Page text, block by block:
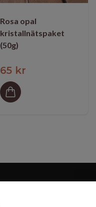
Rosa opal
kristallnätspaket
(50g)
65 kr